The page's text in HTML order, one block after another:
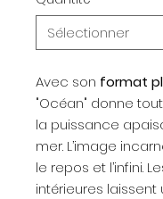
Avec son format
"Océan" donne
la puissance
mer. L’image
le repos et l’infini.
intérieures laissent